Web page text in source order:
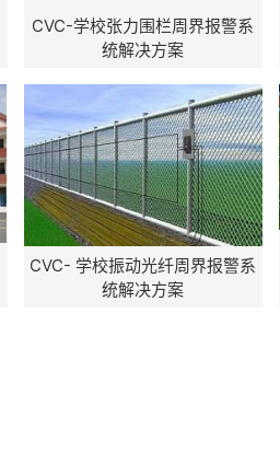
CVC-学校张力围栏周界报警系
统解决方案
CVC- 学校振动光纤周界报警系
统解决方案